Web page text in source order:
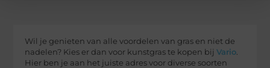
Wil je genieten van alle voordelen van gras en niet de
nadelen? Kies er dan voor kunstgras te kopen bijVario
Hier ben je aan het juiste adres voor diverse soorten